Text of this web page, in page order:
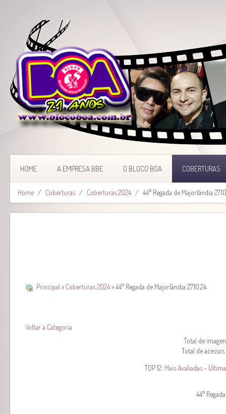
HOME A EMPRESA BBE O BLOCO BOA COBERTURAS
Home Coberturas Coberturas 2024 44° Regada de Majorlândia
Principal » Coberturas 2024» 44° Regada de Majorlândia 27.10.24
Voltar à Categoria
Total de
Total de
TOP 12: Mais Avaliadas-
44°